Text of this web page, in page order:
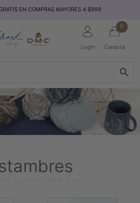
EN COMPRAS MAYORES A $999
Login
0
Canasta